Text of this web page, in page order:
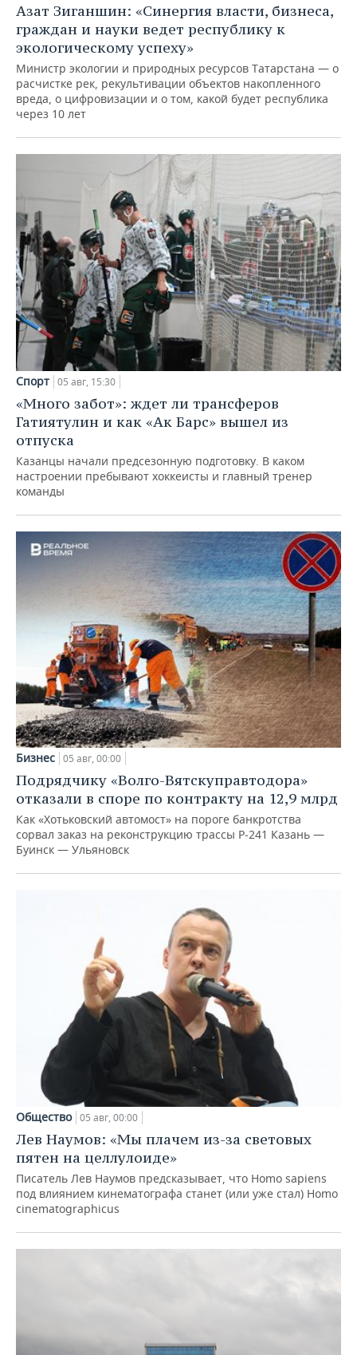
Азат Зиганшин: «Синергия власти, бизнеса,
граждан и науки ведет республику к
экологическому успеху»
Министр экологии и природных ресурсов Татарстана — о
расчистке рек, рекультивации объектов накопленного
вреда, о цифровизации и о том, какой будет республика
через 10 лет
Спорт 05 авг, 15:30
«Много забот»: ждет ли трансферов
Гатиятулин и как «Ак Барс» вышел из
отпуска
Казанцы начали предсезонную подготовку. В каком
настроении пребывают хоккеисты и главный тренер
команды
Бизнес 05 авг, 00:00
Подрядчику «Волго-Вятскуправтодора»
отказали в споре по контракту на 12,9 млрд
Как «Хотьковский автомост» на пороге банкротства
сорвал заказ на реконструкцию трассы Р‑241 Казань —
Буинск — Ульяновск
Общество 05 авг, 00:00
Лев Наумов: «Мы плачем из-за световых
пятен на целлулоиде»
Писатель Лев Наумов предсказывает, что Homo sapiens
под влиянием кинематографа станет (или уже стал) Homo
cinematographicus